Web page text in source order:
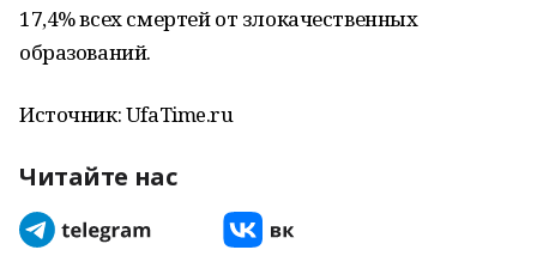
17,4% всех смертей от злокачественных
образований.
Источник: UfaTime.ru
Читайте нас